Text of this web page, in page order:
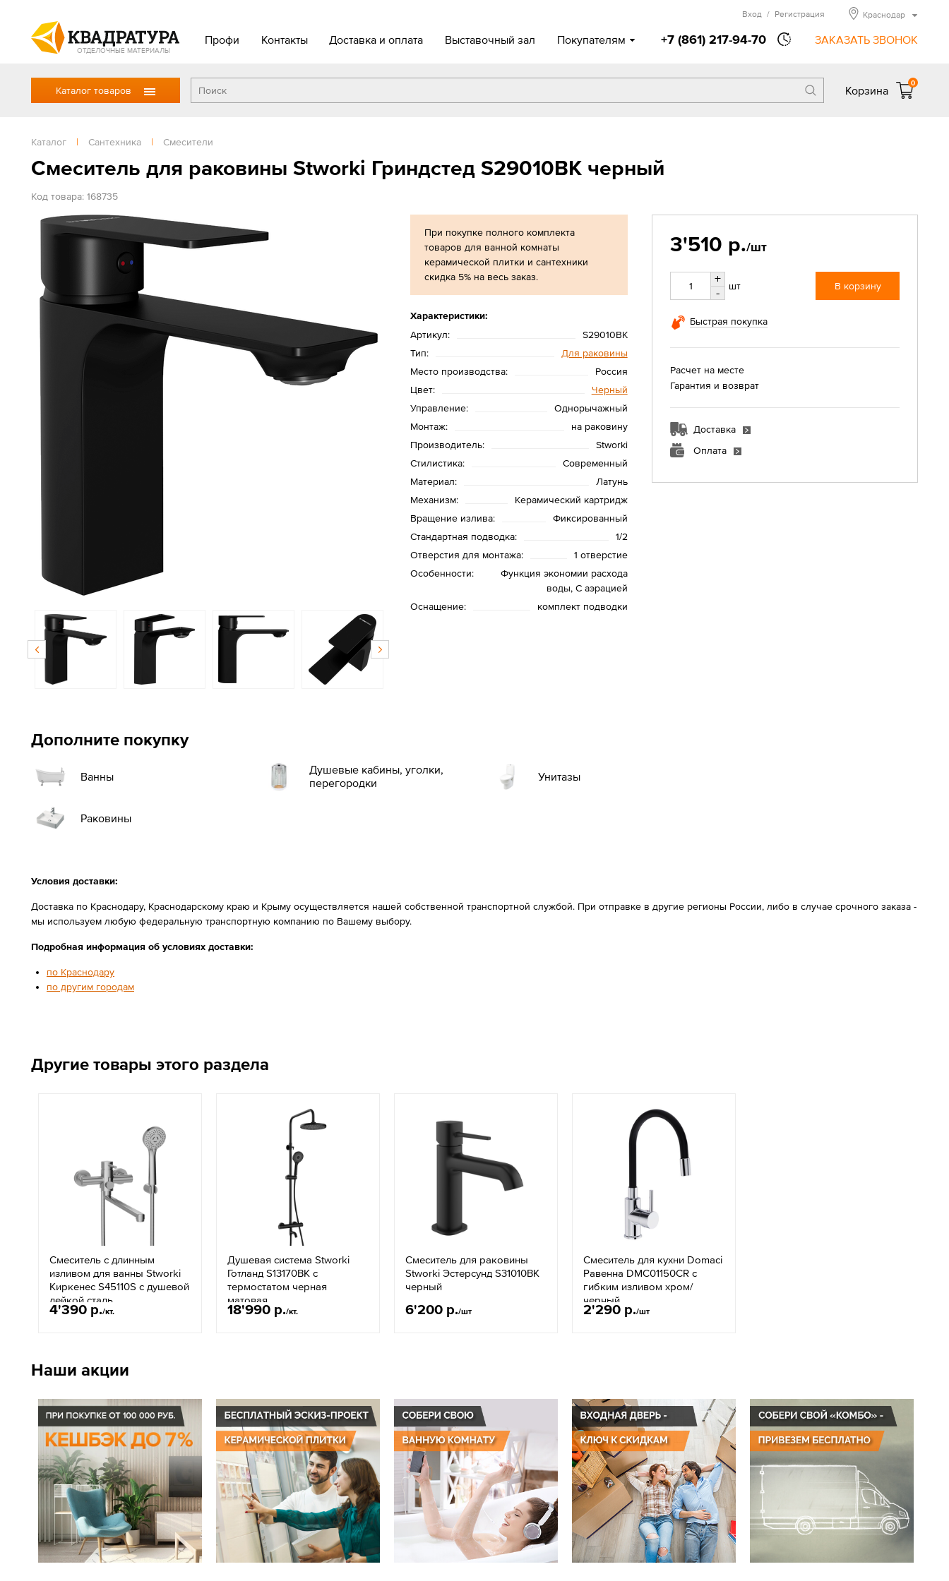
ОТДЕЛОЧНЫЕ МАТЕРИАЛЫ
Профи Контакты Доставка и оплата Выставочный зал Покупателям +7 (861) 217-94-70 ЗАКАЗАТЬ ЗВОНОК
Вход / Регистрация Краснодар
Каталог товаров Корзина
0
Каталог | Сантехника | Смесители
Смеситель для раковины Stworki Гриндстед S29010BK черный
Код товара: 168735
При покупке полного комплекта
товаров для ванной комнаты
керамической плитки и сантехники
скидка 5% на весь заказ.
Характеристики:
Артикул:
S29010BK
Тип:
Для раковины
Место производства:
Россия
Цвет:
Черный
Управление:
Однорычажный
Монтаж:
на раковину
Производитель:
Stworki
Стилистика:
Современный
Материал:
Латунь
Механизм:
Керамический картридж
Вращение излива:
Фиксированный
Стандартная подводка:
1/2
Отверстия для монтажа:
1 отверстие
Особенности:
Функция экономии расхода
воды, С аэрацией
Оснащение:
комплект подводки
3'510 р./шт
+
-
шт В корзину
Быстрая покупка
Расчет на месте
Гарантия и возврат
Доставка
Оплата
Дополните покупку
Ванны
Душевые кабины, уголки,
перегородки
Унитазы
Раковины
Условия доставки:
Доставка по Краснодару, Краснодарскому краю и Крыму осуществляется нашей собственной транспортной службой. При отправке в другие регионы России, либо в случае срочного заказа -
мы используем любую федеральную транспортную компанию по Вашему выбору.
Подробная информация об условиях доставки:
по Краснодару
по другим городам
Другие товары этого раздела
Смеситель с длинным
изливом для ванны Stworki
Киркенес S45110S с душевой
лейкой сталь
4'390 р./кт.
Душевая система Stworki
Готланд S13170BK с
термостатом черная
матовая
18'990 р./кт.
Смеситель для раковины
Stworki Эстерсунд S31010BK
черный
6'200 р./шт
Смеситель для кухни Domaci
Равенна DMC01150CR с
гибким изливом хром/
черный
2'290 р./шт
Наши акции